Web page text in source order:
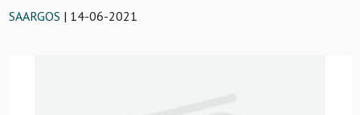
SAARGOS | 14-06-2021